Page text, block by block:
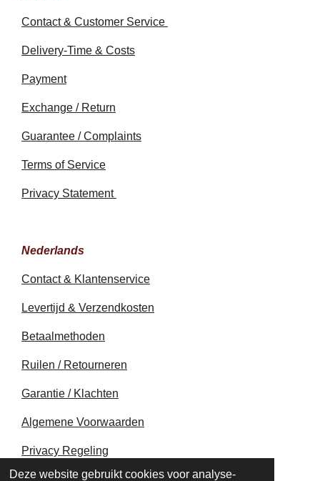
Deze website gebruikt cookies voor analyse-
Contact & Customer Service
Delivery-Time & Costs
Payment
Exchange / Return
Guarantee / Complaints
Terms of Service
Privacy Statement
Nederlands
Contact & Klantenservice
Levertijd & Verzendkosten
Betaalmethoden
Ruilen / Retourneren
Garantie / Klachten
Algemene Voorwaarden
Privacy Regeling
© 2020 - 2026 earthapplecreations.com